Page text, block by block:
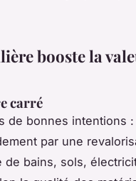
booste la
carré
de bonnes intentions
par une
bains, sols,